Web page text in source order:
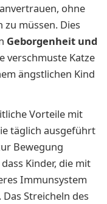
ohne
müssen. Dies
Geborgenheit und
verschmuste Katze
ängstlichen Kind
Vorteile mit
täglich ausgeführt
Bewegung
Kinder, die mit
Immunsystem
Streicheln des